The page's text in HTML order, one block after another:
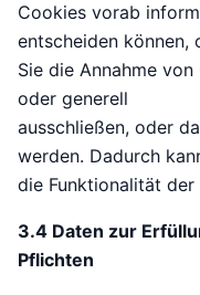
Cookies vorab
entscheiden können,
Sie die Annahme
oder generell
ausschließen, oder
werden. Dadurch
die Funktionalität der
3.4 Daten zur
Pflichten